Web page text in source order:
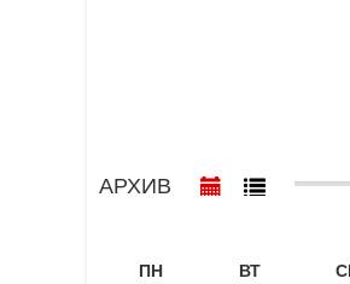
АРХИВ
ПН
ВТ